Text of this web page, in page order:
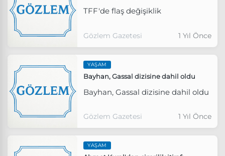
TFF'de flaş değişiklik
Gözlem Gazetesi 1 Yıl Önce
YAŞAM
Bayhan, Gassal dizisine dahil oldu
Bayhan, Gassal dizisine dahil oldu
Gözlem Gazetesi 1 Yıl Önce
YAŞAM